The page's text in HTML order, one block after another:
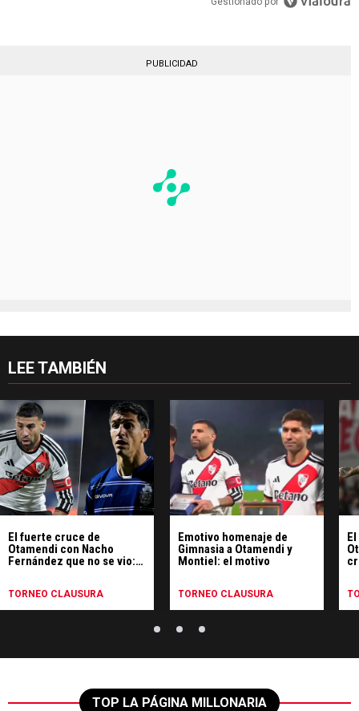
PUBLICIDAD
LEE TAMBIÉN
El fuerte cruce de
Otamendi con Nacho
Fernández que no se vio:
TORNEO CLAUSURA
Emotivo homenaje de
Gimnasia a Otamendi y
Montiel: el motivo
TORNEO CLAUSURA
TOP LA PÁGINA MILLONARIA